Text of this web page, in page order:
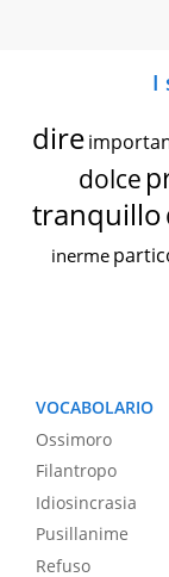
I
dire
dolce
tranquillo
inerme
VOCABOLARIO
Ossimoro
Filantropo
Idiosincrasia
Pusillanime
Refuso